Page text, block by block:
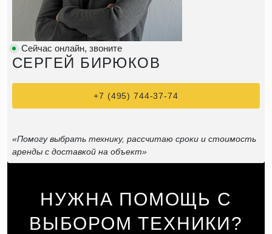
НУЖНА ПОМОЩЬ С
ВЫБОРОМ ТЕХНИКИ?
Сейчас онлайн, звоните
СЕРГЕЙ БИРЮКОВ
+7 (495) 744-37-74
«Помогу выбрать технику, рассчитаю сроки и стоимость
аренды с доставкой на объект»